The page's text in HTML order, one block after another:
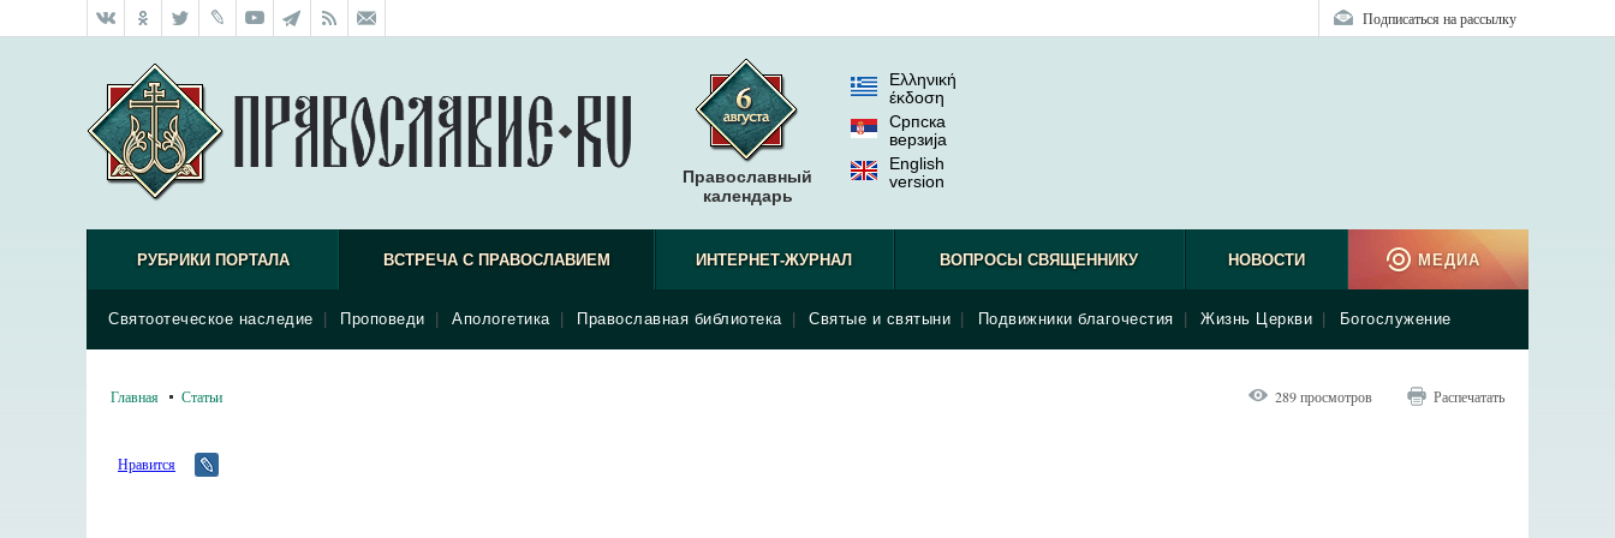
Подписаться на рассылку
Православный
календарь
Ελληνική
έκδοση
Српска
верзиjа
English
version
РУБРИКИ ПОРТАЛА ВСТРЕЧА С ПРАВОСЛАВИЕМ
Святоотеческое наследие Проповеди Апологетика Православная библиотека Святые и святыни Подвижники благочестия Жизнь Церкви Богослужение
ИНТЕРНЕТ-ЖУРНАЛ ВОПРОСЫ СВЯЩЕННИКУ НОВОСТИ МЕДИА
Главная Статьи 289 просмотров Распечатать
Нравится